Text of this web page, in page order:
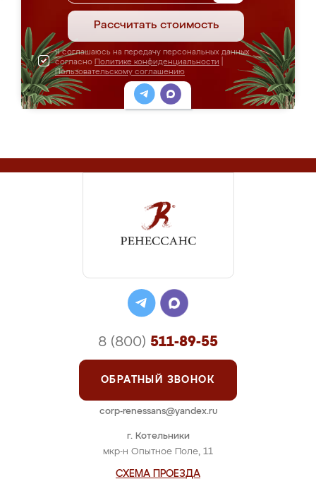
Рассчитать стоимость
Я соглашаюсь на передачу персональных данных
согласно Политике конфиденциальности
Пользовательскому соглашению
г. Котельники
мкр-н Опытное Поле, 11
СХЕМА ПРОЕЗДА
8 (800) 511-89-55
ОБРАТНЫЙ ЗВОНОК
corp-renessans@yandex.ru